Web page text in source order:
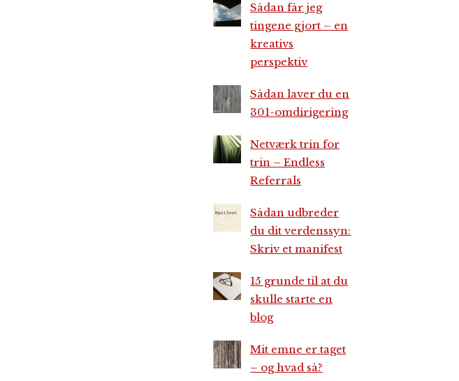
Sådan får jeg
tingene gjort – en
kreativs
perspektiv
Sådan laver du en
301-omdirigering
Netværk trin for
trin – Endless
Referrals
Sådan udbreder
du dit verdenssyn:
Skriv et manifest
15 grunde til at du
skulle starte en
blog
Mit emne er taget
– og hvad så?